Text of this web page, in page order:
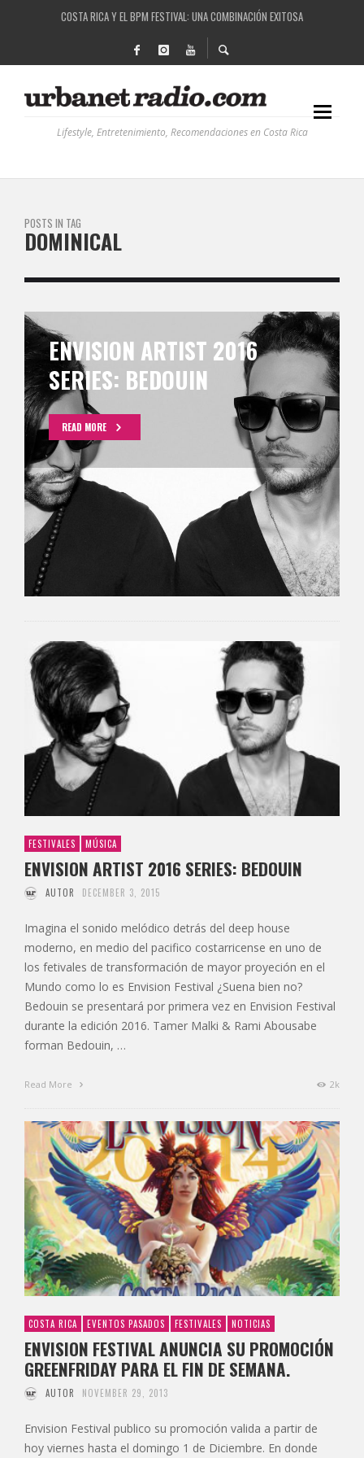
COSTA RICA Y EL BPM FESTIVAL: UNA COMBINACIÓN EXITOSA
RUTAS NATURBANAS: EL PROYECTO QUE ESTÁ TRANSFORMANDO LA CALIDAD DE
LA HISTORIA DETRÁS DE LA MÚSICA ELECTRÓNICA: BBC RADIOPHONIC WORKSHOP
Lifestyle, Entretenimiento, Recomendaciones en Costa Rica
POSTS IN TAG
DOMINICAL
ENVISION ARTIST 2016
SERIES: BEDOUIN
READ MORE
FESTIVALES MÚSICA
ENVISION ARTIST 2016 SERIES: BEDOUIN
AUTOR DECEMBER 3, 2015
Imagina el sonido melódico detrás del deep house
moderno, en medio del pacifico costarricense en uno de
los fetivales de transformación de mayor proyeción en el
Mundo como lo es Envision Festival ¿Suena bien no?
Bedouin se presentará por primera vez en Envision Festival
durante la edición 2016. Tamer Malki & Rami Abousabe
forman Bedouin, …
Read More 2k
COSTA RICA EVENTOS PASADOS FESTIVALES NOTICIAS
ENVISION FESTIVAL ANUNCIA SU PROMOCIÓN
GREENFRIDAY PARA EL FIN DE SEMANA.
AUTOR NOVEMBER 29, 2013
Envision Festival publico su promoción valida a partir de
hoy viernes hasta el domingo 1 de Diciembre. En donde